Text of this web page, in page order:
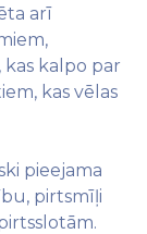
arī
kas kalpo par
kas vēlas
pieejama
pirtsmīļi